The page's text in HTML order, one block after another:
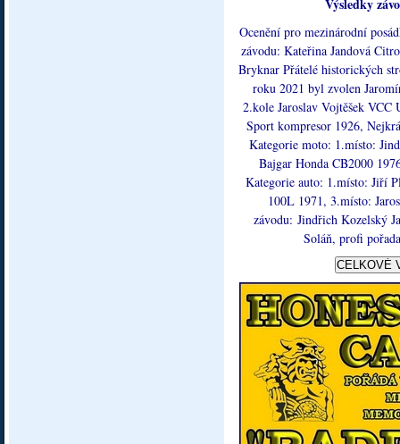
Výsledky
Ocenění pro mezinárodní
závodu: Kateřina Jandová
Bryknar Přátelé historických
roku 2021 byl zvolen
2.kole Jaroslav Vojtěšek VCC
Sport kompresor 1926,
Kategorie moto: 1.místo:
Bajgar Honda CB2000
Kategorie auto: 1.místo: Jiří
100L 1971, 3.místo:
závodu: Jindřich Kozelský
Soláň, profi